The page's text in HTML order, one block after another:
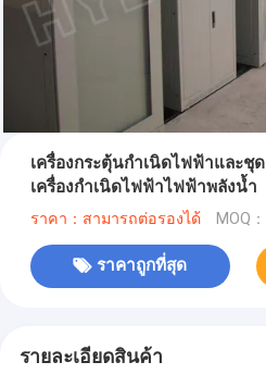
เครื่องกระตุ้นกำเนิดไฟฟ้าและ
เครื่องกำเนิดไฟฟ้าไฟฟ้าพลังน้ำ
ราคา：สามารถต่อรองได้ MOQ
ราคาถูกที่สุด
รายละเอียดสินค้า